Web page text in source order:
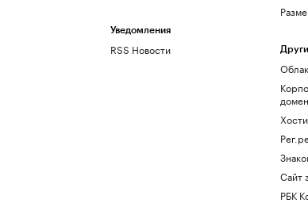
Уведомления
RSS Новости
Сайт
РБК